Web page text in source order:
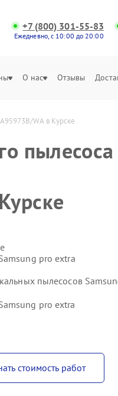
+7 (800) 301-55-83
Ежедневно, с 10:00 до 20:00
О нас Отзывы
WA в Курске
пылесоса
pro extra
пылесосов
pro extra
стоимость работ